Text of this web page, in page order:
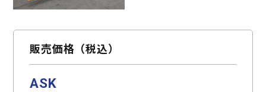
販売価格（税込）
ASK